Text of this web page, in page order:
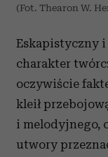
(Fot. Thearon W.
Eskapistyczny
charakter
oczywiście
kleił
i melodyjnego,
utwory